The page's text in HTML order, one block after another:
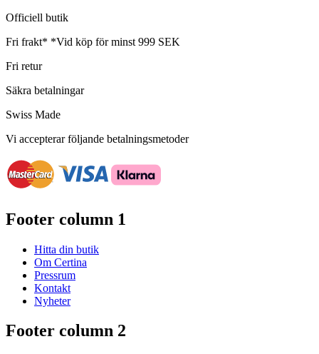
Officiell butik
Fri frakt* *Vid köp för minst 999 SEK
Fri retur
Säkra betalningar
Swiss Made
Vi accepterar följande betalningsmetoder
Footer column 1
Hitta din butik
Om Certina
Pressrum
Kontakt
Nyheter
Footer column 2